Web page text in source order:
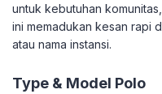
untuk kebutuhan
ini memadukan kesan rapi
atau nama instansi.
Type & Model Polo